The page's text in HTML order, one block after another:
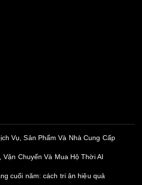
Vụ, Sản Phẩm Và Nhà Cung Cấp
Vận Chuyển Và Mua Hộ Thời AI
cuối năm: cách tri ân hiệu quả